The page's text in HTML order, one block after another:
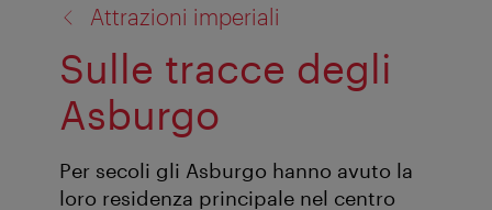
Attrazioni imperiali
Sulle tracce degli
Asburgo
Per secoli gli Asburgo hanno avuto la
loro residenza principale nel centro